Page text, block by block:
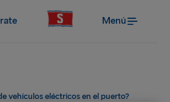
Menú
vehículos eléctricos en el puerto?